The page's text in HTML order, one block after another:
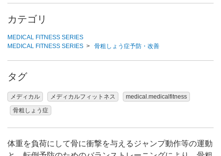
カテゴリ
MEDICAL FITNESS SERIES
MEDICAL FITNESS SERIES > 骨粗しょう症予防・改善
タグ
メディカル メディカルフィットネス
medical.medicalfitness
骨粗しょう症
体重を負荷にして骨に衝撃を与えるジャンプ動作等の運動